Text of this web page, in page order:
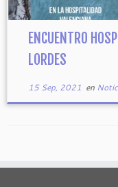
ENCUENTRO
LORDES
15 Sep, 2021 en